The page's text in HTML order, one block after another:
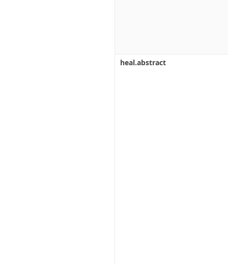
heal.abstract